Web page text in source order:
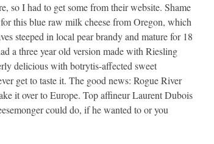
so I had to get some from their website. Shame
this blue raw milk cheese from Oregon, which
steeped in local pear brandy and mature for 18
a three year old version made with Riesling
delicious with botrytis-affected sweet
get to taste it. The good news: Rogue River
it over to Europe. Top affineur Laurent Dubois
could do, if he wanted to or you